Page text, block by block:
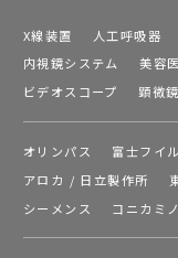
X線装置 人工呼吸器
内視鏡システム
美容
ビデオスコープ
顕微鏡
オリンパス 富士フイ
アロカ / 日立製作所
シーメンス
コニカミ